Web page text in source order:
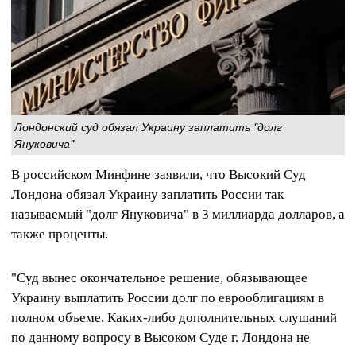
Лондонский суд обязал Украину заплатить "долг
Януковича"
В российском Минфине заявили, что Высокий Суд
Лондона обязал Украину заплатить России так
называемый "долг Януковича" в 3 миллиарда долларов, а
также проценты.
"Суд вынес окончательное решение, обязывающее
Украину выплатить России долг по еврооблигациям в
полном объеме. Каких-либо дополнительных слушаний
по данному вопросу в Высоком Суде г. Лондона не